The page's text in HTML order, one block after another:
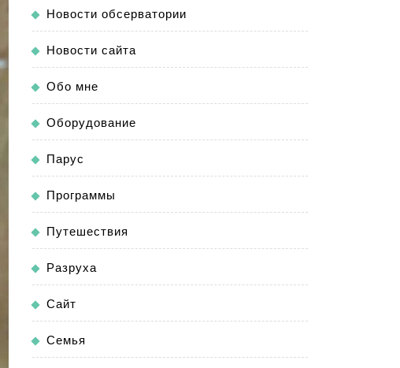
Новости обсерватории
Новости сайта
Обо мне
Оборудование
Парус
Программы
Путешествия
Разруха
Сайт
Семья